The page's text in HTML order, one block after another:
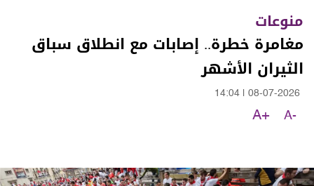
منوعات
مغامرة خطرة.. إصابات مع انطلاق سباق
الثيران الأشهر
08-07-2026
14:04
A-
A+